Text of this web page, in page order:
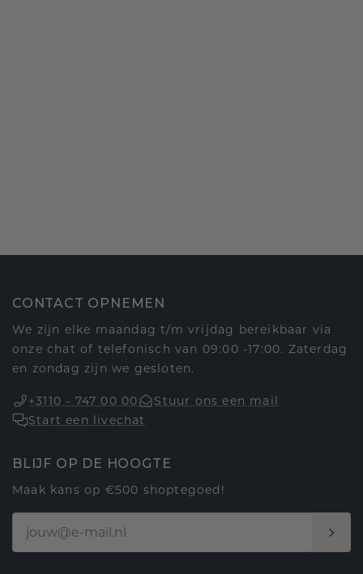
CONTACT OPNEMEN
We zijn elke maandag t/m vrijdag bereikbaar via
onze chat of telefonisch van 09:00 -17:00. Zaterdag
en zondag zijn we gesloten.
+3110 - 747 00 00
Stuur ons een mail
Start een livechat
BLIJF OP DE HOOGTE
Maak kans op €500 shoptegoed!